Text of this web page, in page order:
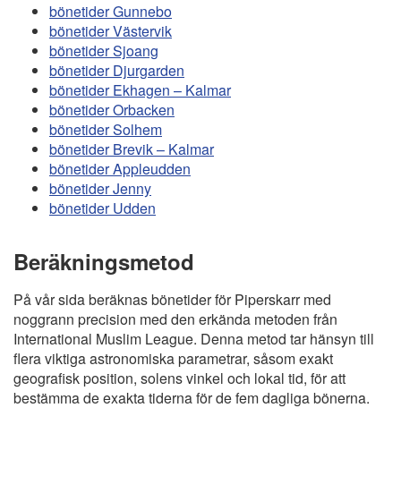
bönetider Gunnebo
bönetider Västervik
bönetider Sjoang
bönetider Djurgarden
bönetider Ekhagen – Kalmar
bönetider Orbacken
bönetider Solhem
bönetider Brevik – Kalmar
bönetider Appleudden
bönetider Jenny
bönetider Udden
Beräkningsmetod
På vår sida beräknas bönetider för Piperskarr med
noggrann precision med den erkända metoden från
International Muslim League. Denna metod tar hänsyn till
flera viktiga astronomiska parametrar, såsom exakt
geografisk position, solens vinkel och lokal tid, för att
bestämma de exakta tiderna för de fem dagliga bönerna.